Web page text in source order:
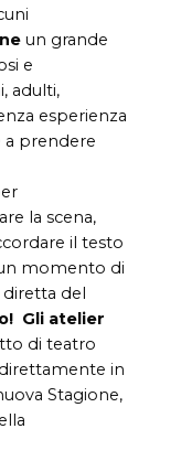
un grande
e
adulti,
esperienza
a prendere
la scena,
il testo
momento di
del
Gli atelier
di teatro
in
Stagione,